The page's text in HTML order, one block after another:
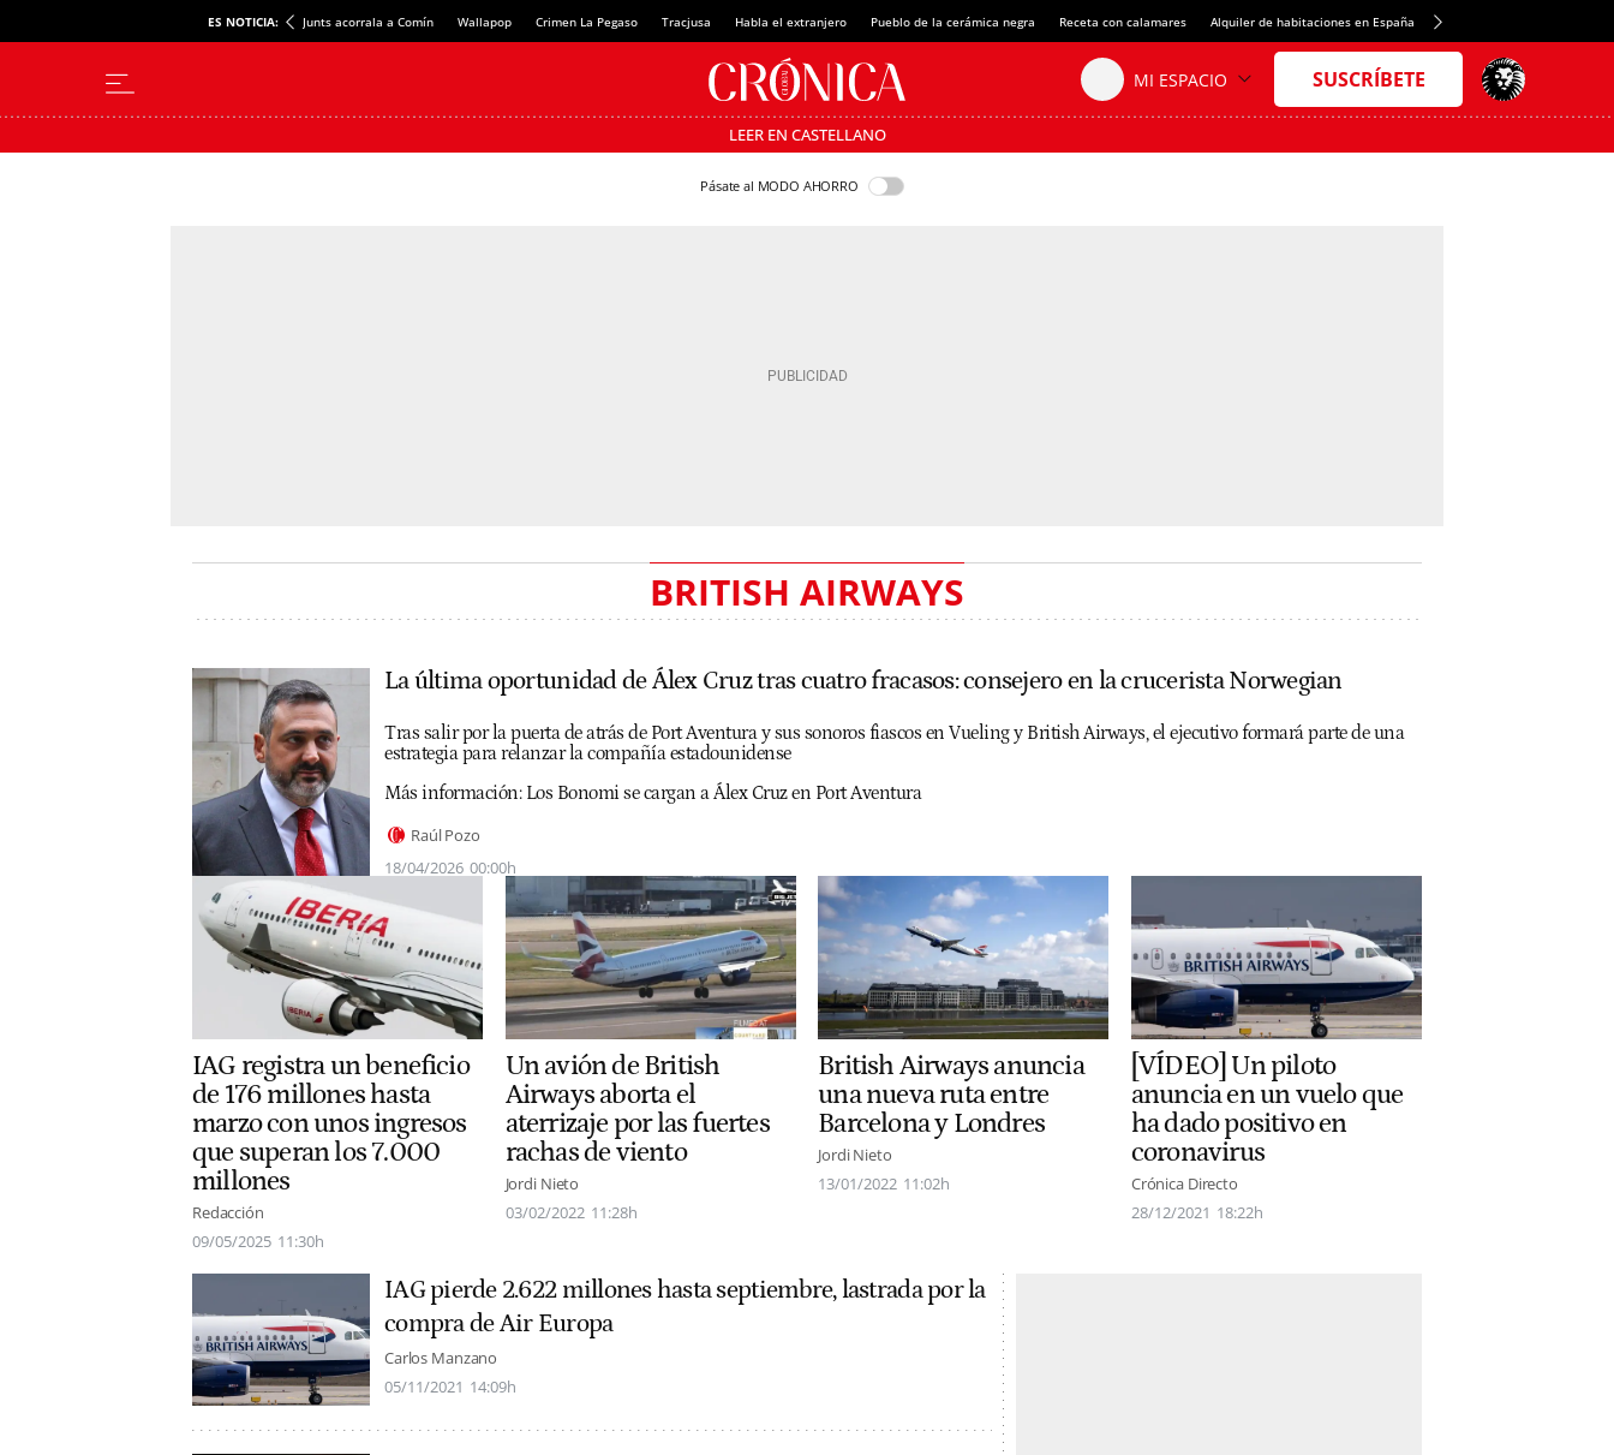
ES NOTICIA: Junts acorrala a Comín Wallapop Crimen La Pegaso Tracjusa Habla el extranjero Pueblo de la cerámica negra Receta con calamares Alquiler de habitaciones en España Crédito del Spotify Camp Nou
LEER EN CASTELLANO
Pásate al MODO AHORRO
BRITISH AIRWAYS
La última oportunidad de Álex Cruz tras cuatro fracasos: consejero en la crucerista Norwegian
Tras salir por la puerta de atrás de Port Aventura y sus sonoros fiascos en Vueling y British Airways, el ejecutivo formará parte de una
estrategia para relanzar la compañía estadounidense
Más información: Los Bonomi se cargan a Álex Cruz en Port Aventura
Raúl Pozo
18/04/2026 00:00h
IAG registra un beneficio
de 176 millones hasta
marzo con unos ingresos
que superan los 7.000
millones
Redacción
09/05/2025 11:30h
Un avión de British
Airways aborta el
aterrizaje por las fuertes
rachas de viento
Jordi Nieto
03/02/2022 11:28h
British Airways anuncia
una nueva ruta entre
Barcelona y Londres
Jordi Nieto
13/01/2022 11:02h
[VÍDEO] Un piloto
anuncia en un vuelo que
ha dado positivo en
coronavirus
Crónica Directo
28/12/2021 18:22h
IAG pierde 2.622 millones hasta septiembre, lastrada por la
compra de Air Europa
Carlos Manzano
05/11/2021 14:09h